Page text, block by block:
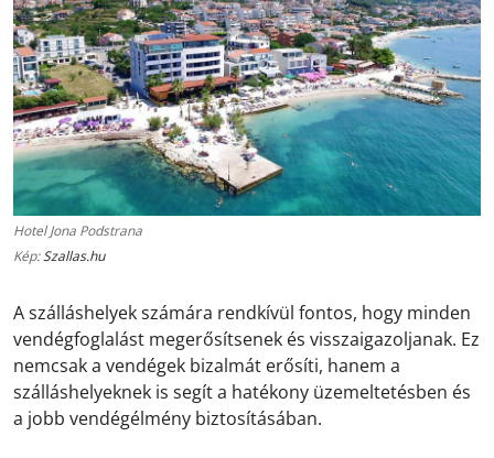
Hotel Jona Podstrana
Kép:Szallas.hu
A szálláshelyek számára rendkívül fontos, hogy minden
vendégfoglalást megerősítsenek és visszaigazoljanak. Ez
nemcsak a vendégek bizalmát erősíti, hanem a
szálláshelyeknek is segít a hatékony üzemeltetésben és
a jobb vendégélmény biztosításában.